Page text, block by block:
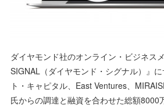
ダイヤモンド社のオンライン・ビジネス
SIGNAL（ダイヤモンド・シグナル）』
ト・キャピタル、East Ventures、
氏からの調達と融資を合わせた総額8000